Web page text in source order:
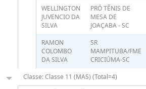
WELLINGTON
JUVENCIO DA
SILVA
PRÓ TÊNIS DE
MESA DE
JOAÇABA - SC
RAMON
COLOMBO
DA SILVA
SR
MAMPITUBA/FME
CRICIÚMA-SC
Classe: Classe 11 (MAS) (Total=4)